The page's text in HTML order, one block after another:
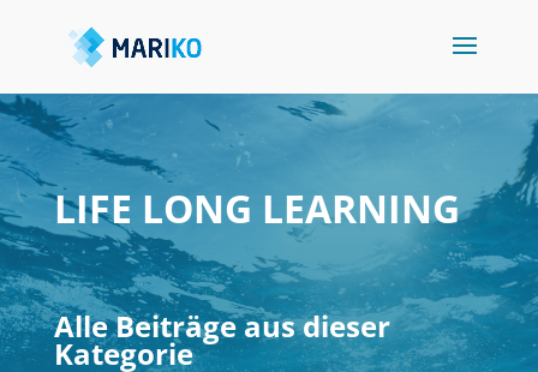
LIFE LONG LEARNING
Alle Beiträge aus dieser
Kategorie